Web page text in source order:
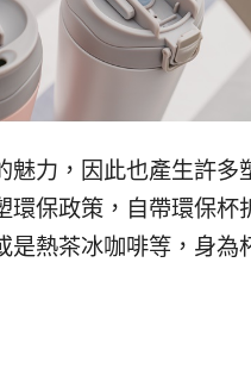
魅力，因此也產生許多
環保政策，自帶環保杯
是熱茶冰咖啡等，身